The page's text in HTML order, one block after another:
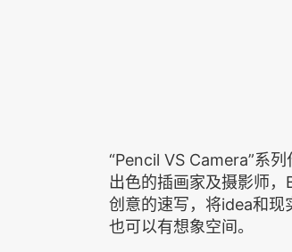
“Pencil VS Camera”系
出色的插画家及摄影师
创意的速写，将idea和现
也可以有想象空间。